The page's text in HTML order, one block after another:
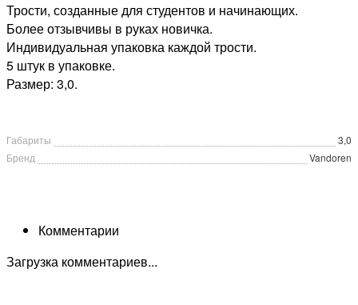
Трости, созданные для студентов и начинающих.
Более отзывчивы в руках новичка.
Индивидуальная упаковка каждой трости.
5 штук в упаковке.
Размер: 3,0.
Габариты
3,0
Бренд
Vandoren
Комментарии
Загрузка комментариев...